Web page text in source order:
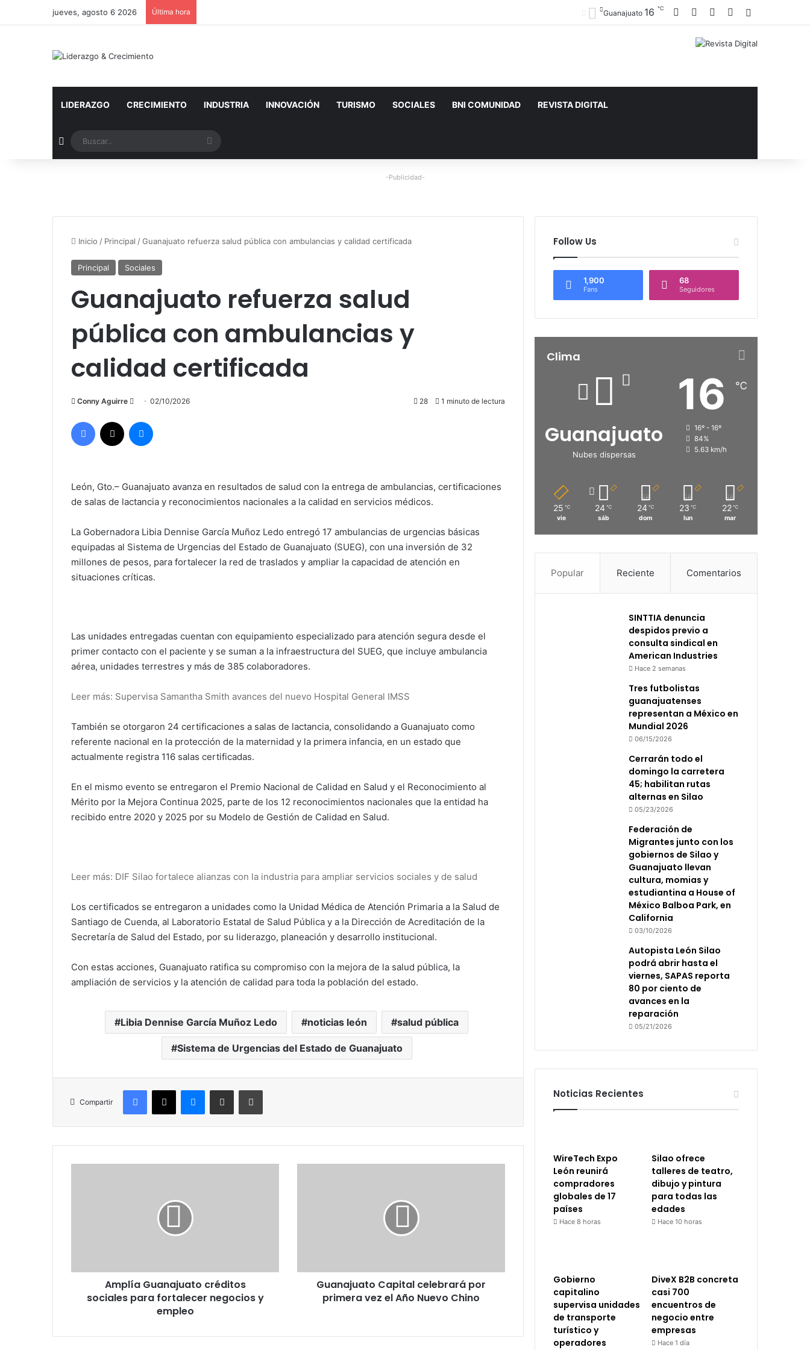
jueves, agosto 6 2026 Última hora Guanajuato 16 ℃ Facebook YouTubeInstagram
LIDERAZGO CRECIMIENTO INDUSTRIA INNOVACIÓN TURISMO SOCIALES BNI COMUNIDAD REVISTA DIGITAL
Artículo aleatorio Buscar..
-Publicidad-
Inicio / Principal /Guanajuato refuerza salud pública con ambulancias y calidad certificada
Principal Sociales
Guanajuato refuerza salud
pública con ambulancias y
calidad certificada
Conny Aguirre
Send
email
02/10/2026 28 1 minuto de lectura
Facebook
León, Gto.– Guanajuato avanza en resultados de salud con la entrega de ambulancias, certificaciones
de salas de lactancia y reconocimientos nacionales a la calidad en servicios médicos.
La Gobernadora Libia Dennise García Muñoz Ledo entregó 17 ambulancias de urgencias básicas
equipadas al Sistema de Urgencias del Estado de Guanajuato (SUEG), con una inversión de 32
millones de pesos, para fortalecer la red de traslados y ampliar la capacidad de atención en
situaciones críticas.
Las unidades entregadas cuentan con equipamiento especializado para atención segura desde el
primer contacto con el paciente y se suman a la infraestructura del SUEG, que incluye ambulancia
aérea, unidades terrestres y más de 385 colaboradores.
Leer más: Supervisa Samantha Smith avances del nuevo Hospital General IMSS
También se otorgaron 24 certificaciones a salas de lactancia, consolidando a Guanajuato como
referente nacional en la protección de la maternidad y la primera infancia, en un estado que
actualmente registra 116 salas certificadas.
En el mismo evento se entregaron el Premio Nacional de Calidad en Salud y el Reconocimiento al
Mérito por la Mejora Continua 2025, parte de los 12 reconocimientos nacionales que la entidad ha
recibido entre 2020 y 2025 por su Modelo de Gestión de Calidad en Salud.
Leer más: DIF Silao fortalece alianzas con la industria para ampliar servicios sociales y de salud
Los certificados se entregaron a unidades como la Unidad Médica de Atención Primaria a la Salud de
Santiago de Cuenda, al Laboratorio Estatal de Salud Pública y a la Dirección de Acreditación de la
Secretaría de Salud del Estado, por su liderazgo, planeación y desarrollo institucional.
Con estas acciones, Guanajuato ratifica su compromiso con la mejora de la salud pública, la
ampliación de servicios y la atención de calidad para toda la población del estado.
Libia Dennise García Muñoz Ledo noticias león salud pública
Sistema de Urgencias del Estado de Guanajuato
Compartir
Facebook
X MessengerCompartir por correo electrónicoImprimir
empleo
Amplía Guanajuato créditos
sociales para fortalecer negocios y
empleo
Nuevo
ChinoGuanajuato Capital celebrará por
primera vez el Año Nuevo Chino
Follow Us
1,900
Fans
68
Seguidores
Clima
Guanajuato
Nubes dispersas
16 ℃
16º - 16º
84%
5.63 km/h
25 ℃
vie
24 ℃
sáb
24 ℃
dom
23 ℃
lun
22 ℃
mar
Popular Reciente Comentarios
SINTTIA denuncia
despidos previo a
consulta sindical en
American Industries
Hace 2 semanas
Tres futbolistas
guanajuatenses
representan a México en
Mundial 2026
06/15/2026
Cerrarán todo el
domingo la carretera
45; habilitan rutas
alternas en Silao
05/23/2026
Federación de
Migrantes junto con los
gobiernos de Silao y
Guanajuato llevan
cultura, momias y
estudiantina a House of
México Balboa Park, en
California
03/10/2026
Autopista León Silao
podrá abrir hasta el
viernes, SAPAS reporta
80 por ciento de
avances en la
reparación
05/21/2026
Noticias Recientes
WireTech Expo
León reunirá
compradores
globales de 17
países
Hace 8 horas
Silao ofrece
talleres de teatro,
dibujo y pintura
para todas las
edades
Hace 10 horas
Gobierno
capitalino
supervisa unidades
de transporte
turístico y
operadores
DiveX B2B concreta
casi 700
encuentros de
negocio entre
empresas
Hace 1 día